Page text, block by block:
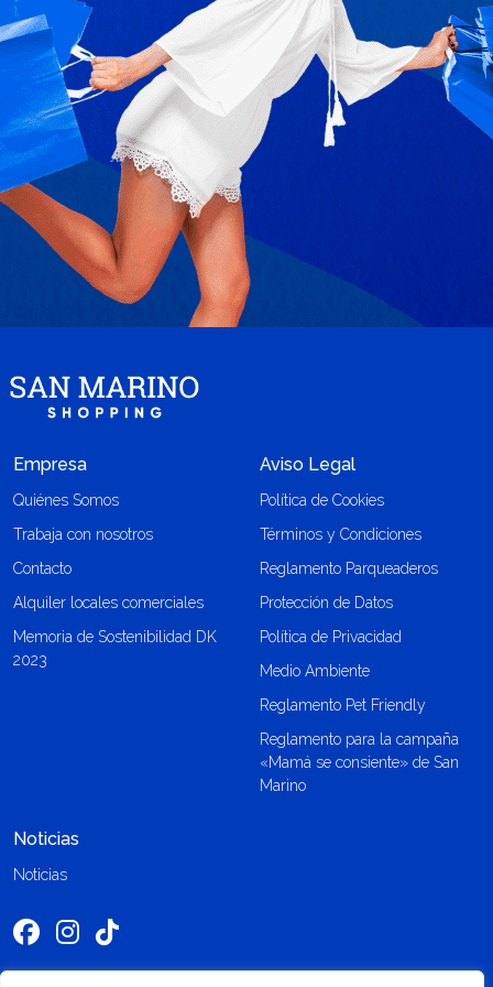
Empresa
Quiénes Somos
Trabaja con nosotros
Contacto
Alquiler locales comerciales
Memoria de Sostenibilidad DK
2023
Aviso Legal
Política de Cookies
Términos y Condiciones
Reglamento Parqueaderos
Protección de Datos
Política de Privacidad
Medio Ambiente
Reglamento Pet Friendly
Reglamento para la campaña
«Mamá se consiente» de San
Marino
Noticias
Noticias